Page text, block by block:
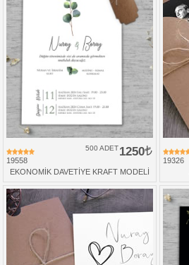
19558
1250
500 ADET
EKONOMİK DAVETİYE KRAFT MODELİ
19326